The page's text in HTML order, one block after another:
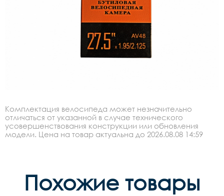
Комплектация велосипеда может незначительно
отличаться от указанной в случае технического
усовершенствования конструкции или обновления
модели. Цена на товар актуальна до 2026.08.08 14:59
Похожие товары